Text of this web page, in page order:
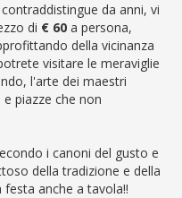
da anni, vi
di € 60 a persona,
della vicinanza
visitare le meraviglie
l'arte dei maestri
piazze che non
i canoni del gusto e
della tradizione e della
anche a tavola!!